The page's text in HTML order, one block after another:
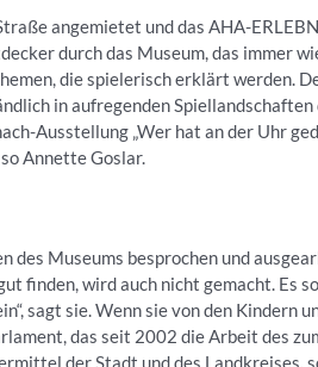
angemietet und das AHA-
durch das Museum, das immer
die spielerisch erklärt werden.
in aufregenden Spiellandschaften
Ausstellung „Wer hat an der Uhr
Annette Goslar.
Museums besprochen und
finden, wird auch nicht gemacht. Es
sagt sie. Wenn sie von den Kindern
das seit 2002 die Arbeit des
der Stadt und des Landkreises,